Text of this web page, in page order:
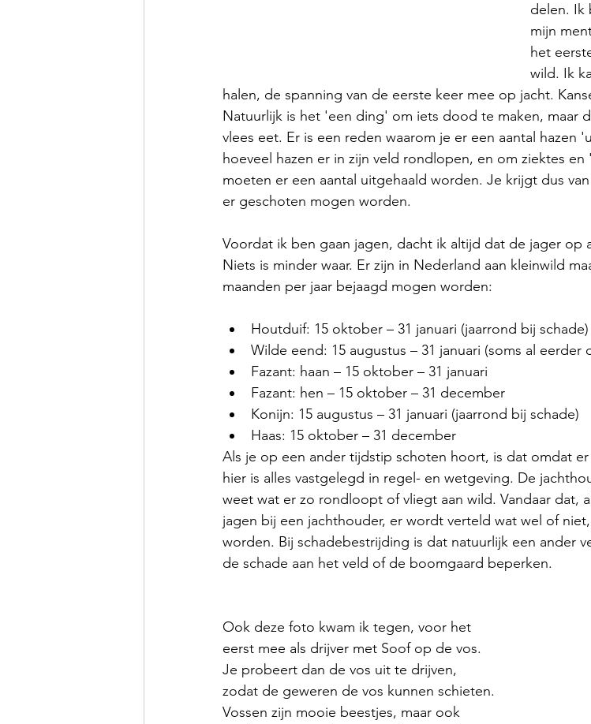
delen. Ik
mijn
het
wild. Ik
halen, de spanning van de eerste keer mee op jacht.
Natuurlijk is het 'een ding' om iets dood te maken, maar
vlees eet. Er is een reden waarom je er een aantal hazen
hoeveel hazen er in zijn veld rondlopen, en om ziektes
moeten er een aantal uitgehaald worden. Je krijgt dus
er geschoten mogen worden.
Voordat ik ben gaan jagen, dacht ik altijd dat de jager op
Niets is minder waar. Er zijn in Nederland aan kleinwild
maanden per jaar bejaagd mogen worden:
Houtduif: 15 oktober – 31 januari (jaarrond bij schade)
Wilde eend: 15 augustus – 31 januari (soms al eerder
Fazant: haan – 15 oktober – 31 januari
Fazant: hen – 15 oktober – 31 december
Konijn: 15 augustus – 31 januari (jaarrond bij schade)
Haas: 15 oktober – 31 december
Als je op een ander tijdstip schoten hoort, is dat omdat
hier is alles vastgelegd in regel- en wetgeving. De
weet wat er zo rondloopt of vliegt aan wild. Vandaar dat,
jagen bij een jachthouder, er wordt verteld wat wel of
worden. Bij schadebestrijding is dat natuurlijk een ander
de schade aan het veld of de boomgaard beperken.
Ook deze foto kwam ik tegen, voor het
eerst mee als drijver met Soof op de vos.
Je probeert dan de vos uit te drijven,
zodat de geweren de vos kunnen schieten.
Vossen zijn mooie beestjes, maar ook